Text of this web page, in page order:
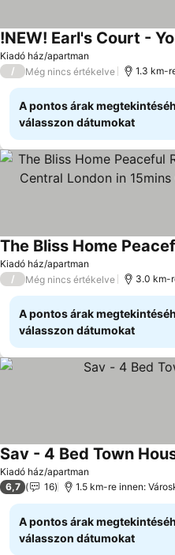
Kiadó ház/apartman
!NEW! Earl's Court -
/ Még nincs értékelve 1.3 km-
A pontos árak
válasszon dátumokat
Kiadó ház/apartman
Árak megjelenítése
/ Még nincs értékelve 3.0 km-
A pontos árak
válasszon dátumokat
Kiadó ház/apartman
Sav - 4 Bed Town
6,7 16 1.5 km-re innen:
A pontos árak
válasszon dátumokat